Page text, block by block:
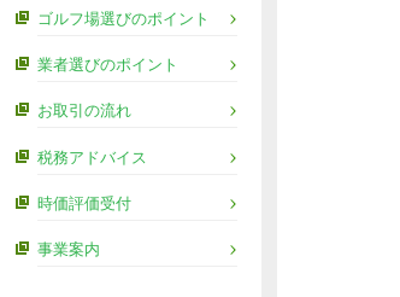
ゴルフ場選びのポイント
業者選びのポイント
お取引の流れ
税務アドバイス
時価評価受付
事業案内